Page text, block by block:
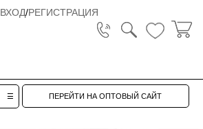
ВХОД/РЕГИСТРАЦИЯ
ПЕРЕЙТИ НА ОПТОВЫЙ САЙТ